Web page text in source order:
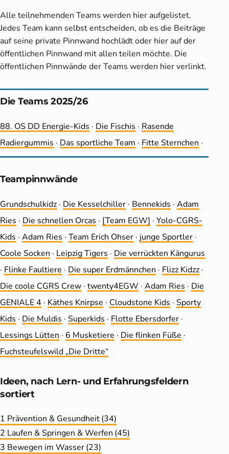
Alle teilnehmenden Teams werden hier aufgelistet.
Jedes Team kann selbst entscheiden, ob es die Beiträge
auf seine private Pinnwand hochlädt oder hier auf der
öffentlichen Pinnwand mit allen teilen möchte. Die
öffentlichen Pinnwände der Teams werden hier verlinkt.
Die Teams 2025/26
88. OS DD Energie-Kids · Die Fischis · Rasende
Radiergummis · Das sportliche Team · Fitte Sternchen ·
Teampinnwände
Grundschulkidz · Die Kesselchiller · Bennekids · Adam
Ries · Die schnellen Orcas · [Team EGW] · Yolo-CGRS-
Kids · Adam Ries · Team Erich Ohser · junge Sportler ·
Coole Socken · Leip­zig Tigers · Die ver­rückten Kängurus
· Flinke Faultiere · Die super Erdmännchen · Flizz Kidzz ·
Die coole CGRS Crew · twenty4EGW · Adam Ries · Die
GENIALE 4 · Käthes Knirpse · Cloudstone Kids · Sporty
Kids · Die Muldis · Superkids · Flotte Ebersdorfer ·
Lessings Lütten · 6 Musketiere · Die flinken Füße ·
Fuchsteufelswild „Die Dritte“
Ideen, nach Lern- und Erfahrungs­feldern
sortiert
1 Prävention & Gesundheit(34)
2 Laufen & Springen & Werfen (45)
3 Bewegen im Wasser(23)